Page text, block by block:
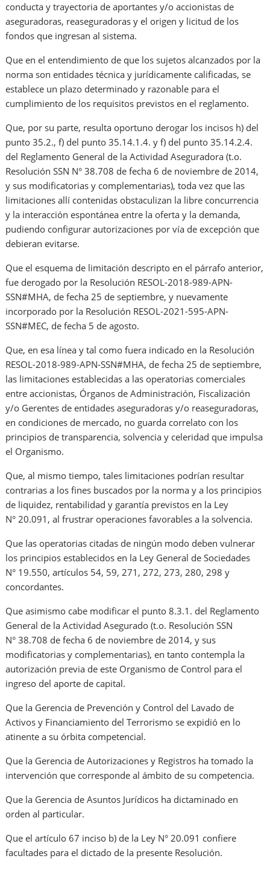
conducta y trayectoria de aportantes y/o accionistas de
aseguradoras, reaseguradoras y el origen y licitud de los
fondos que ingresan al sistema.
Que en el entendimiento de que los sujetos alcanzados por la
norma son entidades técnica y jurídicamente calificadas, se
establece un plazo determinado y razonable para el
cumplimiento de los requisitos previstos en el reglamento.
Que, por su parte, resulta oportuno derogar los incisos h) del
punto 35.2., f) del punto 35.14.1.4. y f) del punto 35.14.2.4.
del Reglamento General de la Actividad Aseguradora (t.o.
Resolución SSN N° 38.708 de fecha 6 de noviembre de 2014,
y sus modificatorias y complementarias), toda vez que las
limitaciones allí contenidas obstaculizan la libre concurrencia
y la interacción espontánea entre la oferta y la demanda,
pudiendo configurar autorizaciones por vía de excepción que
debieran evitarse.
Que el esquema de limitación descripto en el párrafo anterior,
fue derogado por la Resolución RESOL-2018-989-APN-
SSN#MHA, de fecha 25 de septiembre, y nuevamente
incorporado por la Resolución RESOL-2021-595-APN-
SSN#MEC, de fecha 5 de agosto.
Que, en esa línea y tal como fuera indicado en la Resolución
RESOL-2018-989-APN-SSN#MHA, de fecha 25 de septiembre,
las limitaciones establecidas a las operatorias comerciales
entre accionistas, Órganos de Administración, Fiscalización
y/o Gerentes de entidades aseguradoras y/o reaseguradoras,
en condiciones de mercado, no guarda correlato con los
principios de transparencia, solvencia y celeridad que impulsa
el Organismo.
Que, al mismo tiempo, tales limitaciones podrían resultar
contrarias a los fines buscados por la norma y a los principios
de liquidez, rentabilidad y garantía previstos en la Ley
N° 20.091, al frustrar operaciones favorables a la solvencia.
Que las operatorias citadas de ningún modo deben vulnerar
los principios establecidos en la Ley General de Sociedades
N° 19.550, artículos 54, 59, 271, 272, 273, 280, 298 y
concordantes.
Que asimismo cabe modificar el punto 8.3.1. del Reglamento
General de la Actividad Asegurado (t.o. Resolución SSN
N° 38.708 de fecha 6 de noviembre de 2014, y sus
modificatorias y complementarias), en tanto contempla la
autorización previa de este Organismo de Control para el
ingreso del aporte de capital.
Que la Gerencia de Prevención y Control del Lavado de
Activos y Financiamiento del Terrorismo se expidió en lo
atinente a su órbita competencial.
Que la Gerencia de Autorizaciones y Registros ha tomado la
intervención que corresponde al ámbito de su competencia.
Que la Gerencia de Asuntos Jurídicos ha dictaminado en
orden al particular.
Que el artículo 67 inciso b) de la Ley N° 20.091 confiere
facultades para el dictado de la presente Resolución.